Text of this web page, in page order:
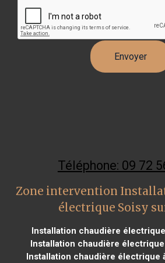
Téléphone: 09 72
Zone intervention
électrique Soisy
Installation chaudière
Installation chaudière électrique
Installation chaudière électrique